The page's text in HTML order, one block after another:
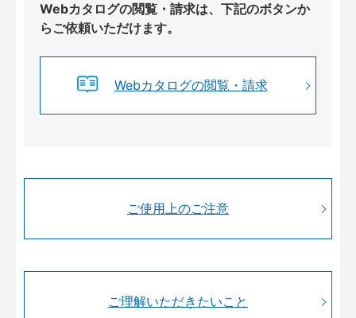
Webカタログの閲覧・請求は、下記のボタンか
らご依頼いただけます。
Webカタログの閲覧・請求
ご使用上のご注意
ご理解いただきたいこと